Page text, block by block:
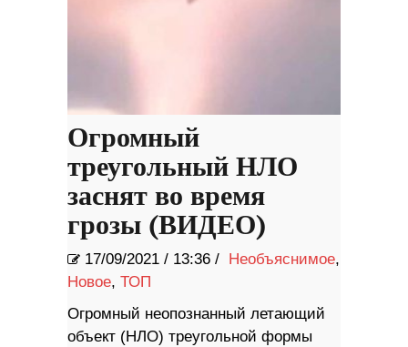
Огромный
треугольный НЛО
заснят во время
грозы (ВИДЕО)
17/09/2021 / 13:36 / Необъяснимое,
Новое, ТОП
Огромный неопознанный летающий
объект (НЛО) треугольной формы